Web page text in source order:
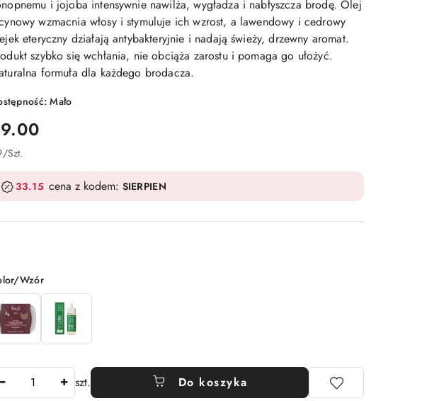
i jojoba intensywnie nawilża, wygładza i nabłyszcza brodę. Olej
wzmacnia włosy i stymuluje ich wzrost, a lawendowy i cedrowy
eteryczny działają antybakteryjnie i nadają świeży, drzewny aromat.
szybko się wchłania, nie obciąża zarostu i pomaga go ułożyć.
formuła dla każdego brodacza.
Mało
/Szt.
33.15 cena z kodem: SIERPIEN
Wzór
szt. Do koszyka